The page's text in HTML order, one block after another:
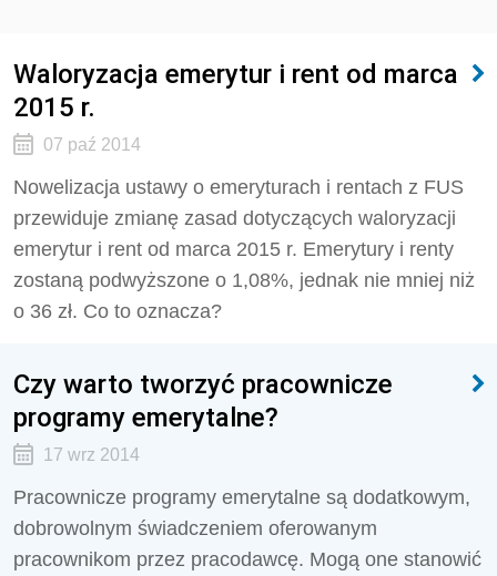
Waloryzacja emerytur i rent od marca
2015 r.
07 paź 2014
Nowelizacja ustawy o emeryturach i rentach z FUS
przewiduje zmianę zasad dotyczących waloryzacji
emerytur i rent od marca 2015 r. Emerytury i renty
zostaną podwyższone o 1,08%, jednak nie mniej niż
o 36 zł. Co to oznacza?
Czy warto tworzyć pracownicze
programy emerytalne?
17 wrz 2014
Pracownicze programy emerytalne są dodatkowym,
dobrowolnym świadczeniem oferowanym
pracownikom przez pracodawcę. Mogą one stanowić